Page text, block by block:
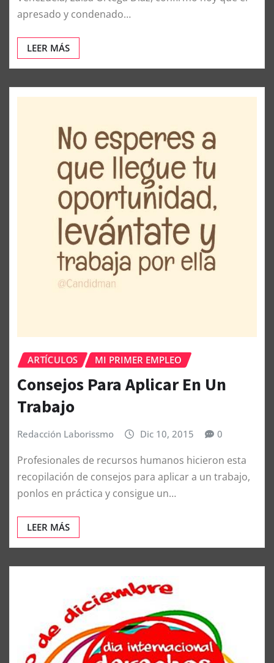
Redacción Laborissmo Dic 11, 2015 0
Venezuela, Luisa Ortega Díaz, confirmó hoy que el
LEER MÁS
ARTÍCULOS
Consejos Para Aplicar En Un
Trabajo
Redacción Laborissmo Dic 10, 2015 0
recopilación de consejos para aplicar a un trabajo,